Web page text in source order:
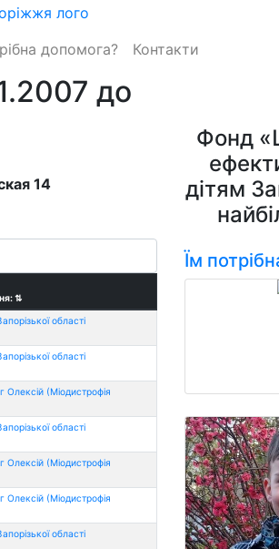
допомога? Контакти
до
14
⇅
області
області
Олексій (Міодистрофія
області
Олексій (Міодистрофія
Олексій (Міодистрофія
області
Фонд
дітям
Їм